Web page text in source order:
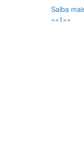
Saiba
««1 »»